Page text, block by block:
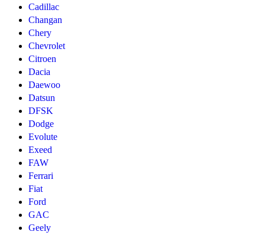
Cadillac
Changan
Chery
Chevrolet
Citroen
Dacia
Daewoo
Datsun
DFSK
Dodge
Evolute
Exeed
FAW
Ferrari
Fiat
Ford
GAC
Geely